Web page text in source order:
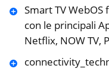
Smart TV
con le principali
Netflix, NOW TV,